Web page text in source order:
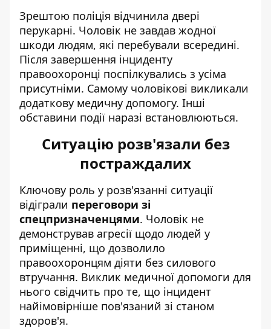
Зрештою поліція відчинила двері
перукарні. Чоловік не завдав жодної
шкоди людям, які перебували всередині.
Після завершення інциденту
правоохоронці поспілкувались з усіма
присутніми. Самому чоловікові викликали
додаткову медичну допомогу. Інші
обставини події наразі встановлюються.
Ситуацію розв'язали без
постраждалих
Ключову роль у розв'язанні ситуації
відіграли переговори зі
спецпризначенцями. Чоловік не
демонстрував агресії щодо людей у
приміщенні, що дозволило
правоохоронцям діяти без силового
втручання. Виклик медичної допомоги для
нього свідчить про те, що інцидент
найімовірніше пов'язаний зі станом
здоров'я.